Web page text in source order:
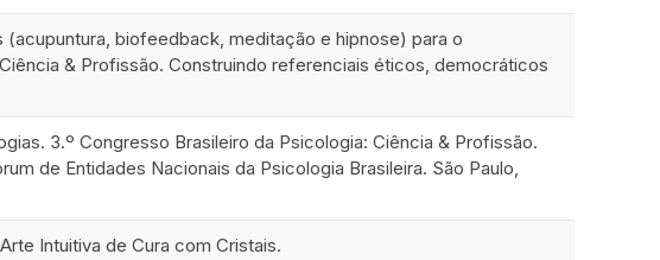
biofeedback, meditação e hipnose) para o
& Profissão. Construindo referenciais éticos, democráticos
3.º Congresso Brasileiro da Psicologia: Ciência & Profissão.
de Entidades Nacionais da Psicologia Brasileira. São Paulo,
Intuitiva de Cura com Cristais.